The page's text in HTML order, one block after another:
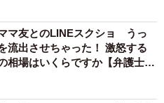
マ友とのLINEスクショ うっ
流出させちゃった！ 激怒する
場はいくらですか【弁護士が